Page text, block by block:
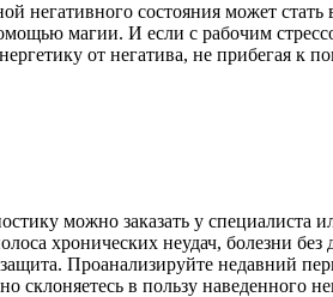
негативного состояния может
магии. И если с рабочим
от негатива, не прибегая к
можно заказать у специалиста
хронических неудач, болезни
Проанализируйте недавний
в пользу наведенного